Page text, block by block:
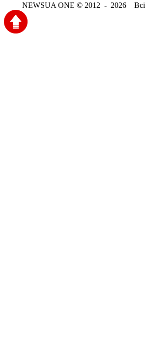
NEWSUA ONE © 2012 - 2026 Всі